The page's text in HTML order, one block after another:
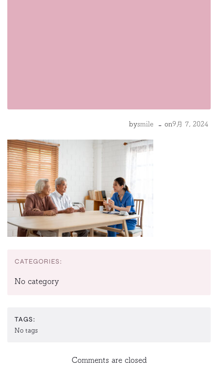
bysmile - on9月 7, 2024
CATEGORIES:
No category
TAGS:
No tags
Comments are closed